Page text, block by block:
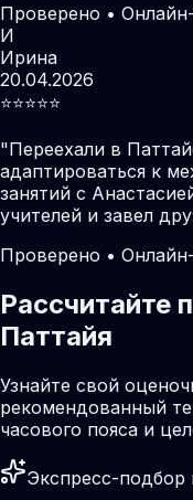
Проверено •
И
Ирина
20.04.2026
⭐️⭐️⭐️⭐️⭐️
"Переехали в
адаптироваться к
занятий с
учителей и завел
Проверено •
Рассчитайте
Паттайя
Узнайте свой
рекомендованный
часового пояса и
Экспресс-